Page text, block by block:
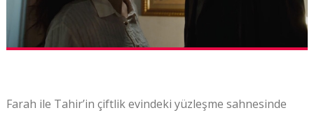
Farah ile Tahir’in çiftlik evindeki yüzleşme sahnesinde